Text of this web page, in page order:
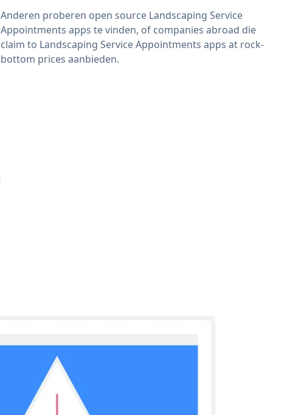
Anderen proberen open source Landscaping Service
Appointments apps te vinden, of companies abroad die
claim to Landscaping Service Appointments apps at rock-
bottom prices aanbieden.